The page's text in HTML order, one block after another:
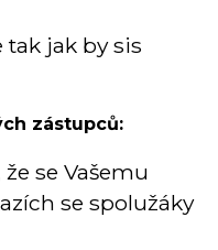
tak jak by sis
zástupců:
se Vašemu
se spolužáky